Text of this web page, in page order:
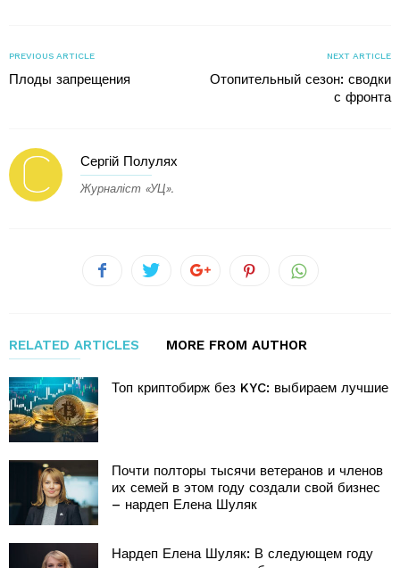
PREVIOUS ARTICLE
Плоды запрещения
NEXT ARTICLE
Отопительный сезон: сводки
с фронта
Сергій Полулях
Журналіст «УЦ».
RELATED ARTICLES MORE FROM AUTHOR
Топ криптобирж без KYC: выбираем лучшие
Почти полторы тысячи ветеранов и членов
их семей в этом году создали свой бизнес
– нардеп Елена Шуляк
Нардеп Елена Шуляк: В следующем году